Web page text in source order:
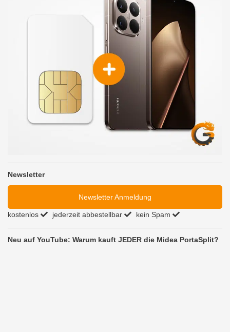
Newsletter
Newsletter Anmeldung
kostenlos jederzeit abbestellbar kein Spam
Neu auf YouTube: Warum kauft JEDER die Midea PortaSplit?